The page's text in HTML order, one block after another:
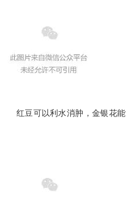
红豆可以利水消肿，金银花能